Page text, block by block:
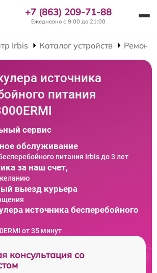
+7 (863) 209-71-88
Ежедневно с 9:00 до 21:00
Irbis Каталог устройств Ремонт
источника
питания
сервис
обслуживание
питания Irbis до 3 лет
за наш счет,
выезд курьера
источника бесперебойного
от 35 минут
консультация со